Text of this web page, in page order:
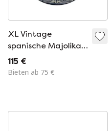
XL Vintage
spanische Majolika-
Keramik-Wandteller
von M. Marco - 40
115 €
Bieten ab 75 €